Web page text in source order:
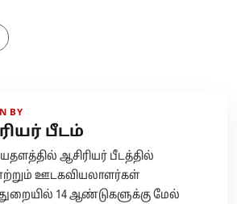
BY
பீடம்
ஆசிரியர் பீடத்தில்
ஊடகவியலாளர்கள்
14 ஆண்டுகளுக்கு மேல்